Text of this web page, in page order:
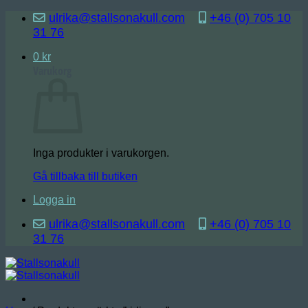
Skip
content
ulrika@stallsonakull.com
+46 (0) 705 10
31 76
0 kr
Inga produkter i varukorgen.
Gå tillbaka till butiken
Logga in
ulrika@stallsonakull.com
+46 (0) 705 10
31 76